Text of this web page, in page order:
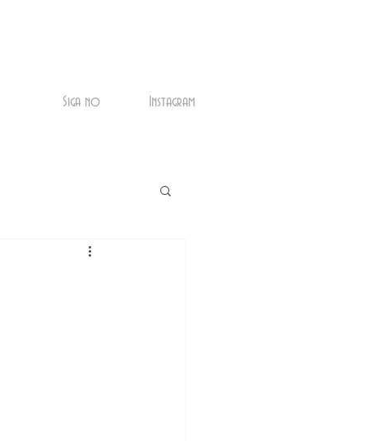
Siga no Instagram